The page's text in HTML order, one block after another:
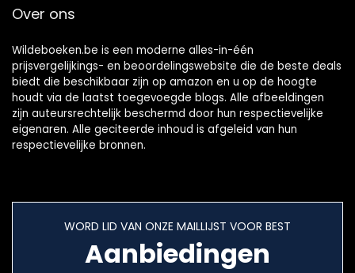
Over ons
Wildeboeken.be is een moderne alles-in-één
prijsvergelijkings- en beoordelingswebsite die de beste deals
biedt die beschikbaar zijn op amazon en u op de hoogte
houdt via de laatst toegevoegde blogs. Alle afbeeldingen
zijn auteursrechtelijk beschermd door hun respectievelijke
eigenaren. Alle geciteerde inhoud is afgeleid van hun
respectievelijke bronnen.
WORD LID VAN ONZE MAILLIJST VOOR BEST
Aanbiedingen